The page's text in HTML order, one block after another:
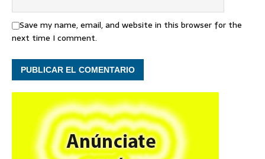
Save my name, email, and website in this browser for the
next time I comment.